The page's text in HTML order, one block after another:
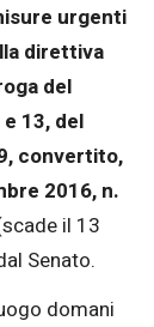
urgenti
direttiva
del
13, del
convertito,
2016, n.
il 13
Senato.
domani